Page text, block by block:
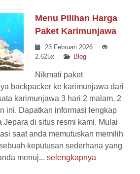
Menu Pilihan Harga
Paket Karimunjawa
23 Februari 2026
2.625x
Blog
Nikmati paket
backpacker ke karimunjawa dari
karimunjawa 3 hari 2 malam, 2
ini. Dapatkan informasi lengkap
Jepara di situs resmi kami. Mulai
saat anda memutuskan memilih
keputusan sederhana yang
menuj... selengkapnya